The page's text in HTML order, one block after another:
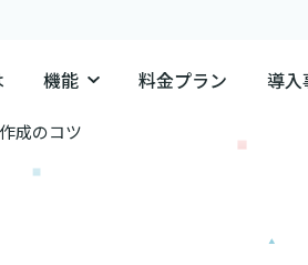
機能 料金プラン 導入
成のコツ